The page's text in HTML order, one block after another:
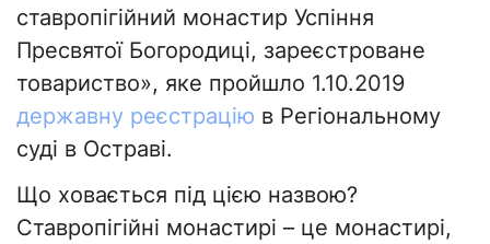
ставропігійний монастир Успіння
Пресвятої Богородиці, зареєстроване
товариство», яке пройшло 1.10.2019
державну реєстрацію в Регіональному
суді в Остраві.
Що ховається під цією назвою?
Ставропігійні монастирі – це монастирі,